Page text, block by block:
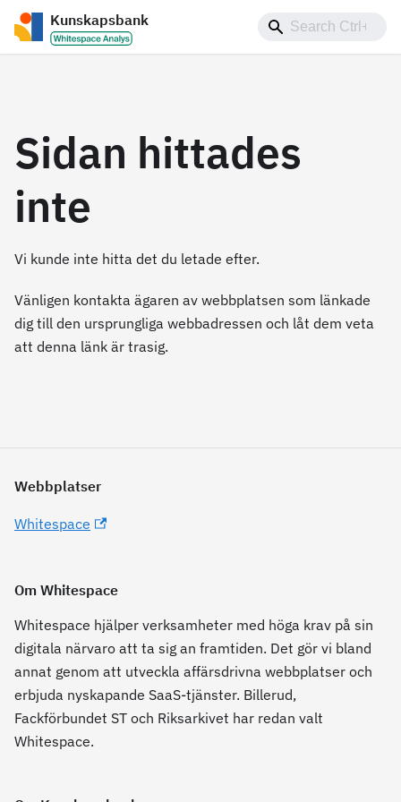
Kunskapsbank
Sidan hittades
inte
Vi kunde inte hitta det du letade efter.
Vänligen kontakta ägaren av webbplatsen som länkade
dig till den ursprungliga webbadressen och låt dem veta
att denna länk är trasig.
Webbplatser
Whitespace
Om Whitespace
Whitespace hjälper verksamheter med höga krav på sin
digitala närvaro att ta sig an framtiden. Det gör vi bland
annat genom att utveckla affärsdrivna webbplatser och
erbjuda nyskapande SaaS-tjänster. Billerud,
Fackförbundet ST och Riksarkivet har redan valt
Whitespace.